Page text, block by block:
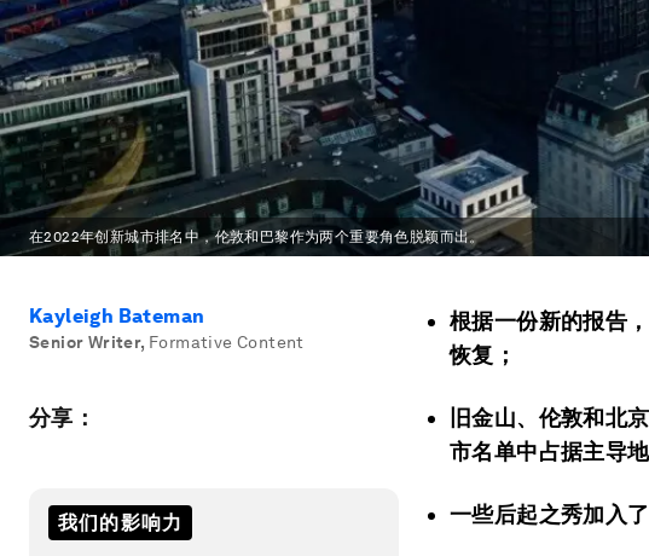
在2022年创新城市排名中，伦敦和巴黎作为两个重要角色脱颖而出。
Kayleigh Bateman
Senior Writer, Formative Content
分享：
我们的影响力
根据一份新的报告
恢复；
旧金山、伦敦和北
市名单中占据主导地
一些后起之秀加入